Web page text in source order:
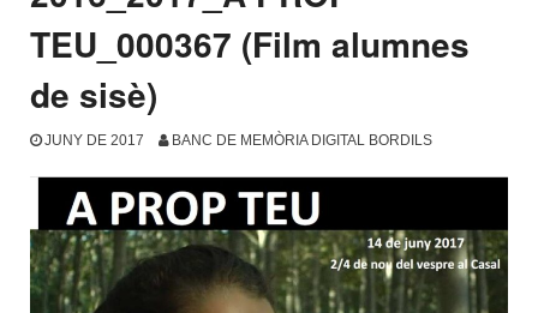
TEU_000367 (Film alumnes
de sisè)
JUNY DE 2017 BANC DE MEMÒRIA DIGITAL BORDILS